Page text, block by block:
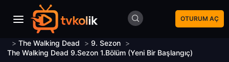
OTURUM AÇ
> The Walking Dead > 9. Sezon >
The Walking Dead 9.Sezon 1.Bölüm (Yeni Bir Başlangıç)